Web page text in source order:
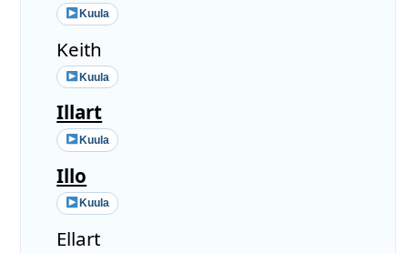
Kuula
Keith
Kuula
Illart
Kuula
Illo
Kuula
Ellart